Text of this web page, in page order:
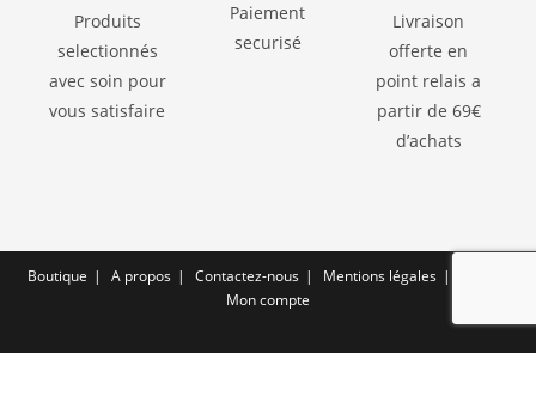
Produits
selectionnés
avec soin pour
vous satisfaire
Paiement
securisé
Livraison
offerte en
point relais a
partir de 69€
d’achats
Boutique A propos Contactez-nous Mentions légales
Mon compte